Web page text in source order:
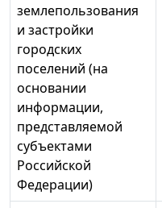
землепользования
и застройки
городских
поселений (на
основании
информации,
представляемой
субъектами
Российской
Федерации)